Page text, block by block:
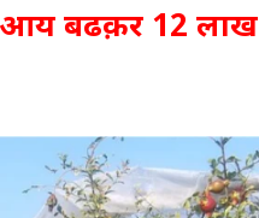
आय बढक़र 12 लाख